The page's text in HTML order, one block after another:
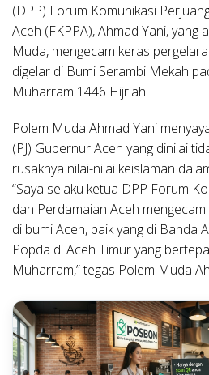
(DPP) Forum Komunikasi
Aceh (FKPPA), Ahmad Yani, yang
Muda, mengecam keras
digelar di Bumi Serambi Mekah
Muharram 1446 Hijriah.
Polem Muda Ahmad Yani
(PJ) Gubernur Aceh yang dinilai
rusaknya nilai-nilai keislaman
“Saya selaku ketua DPP Forum
dan Perdamaian Aceh
di bumi Aceh, baik yang di Banda
Popda di Aceh Timur yang
Muharram,” tegas Polem Muda